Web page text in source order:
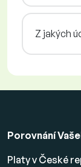
Z jakých
Porovnání
Platy v České